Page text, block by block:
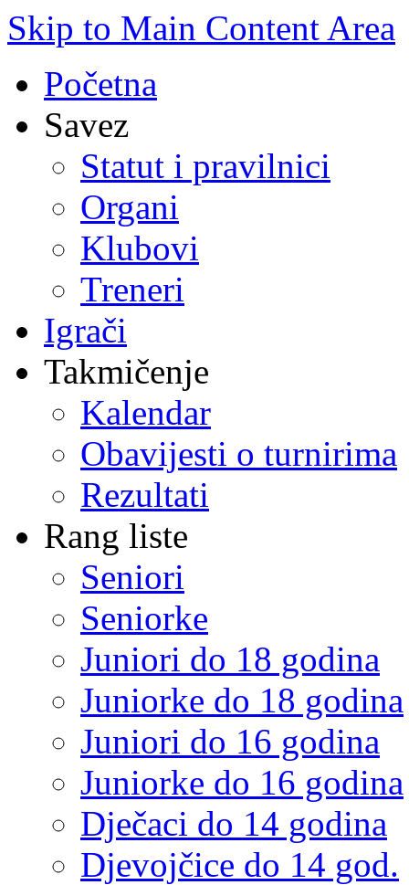
Skip to Main Content Area
Početna
Savez
Statut i pravilnici
Organi
Klubovi
Treneri
Igrači
Takmičenje
Kalendar
Obavijesti o turnirima
Rezultati
Rang liste
Seniori
Seniorke
Juniori do 18 godina
Juniorke do 18 godina
Juniori do 16 godina
Juniorke do 16 godina
Dječaci do 14 godina
Djevojčice do 14 god.